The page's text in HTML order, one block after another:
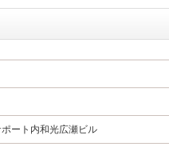
ート内和光広瀬ビル